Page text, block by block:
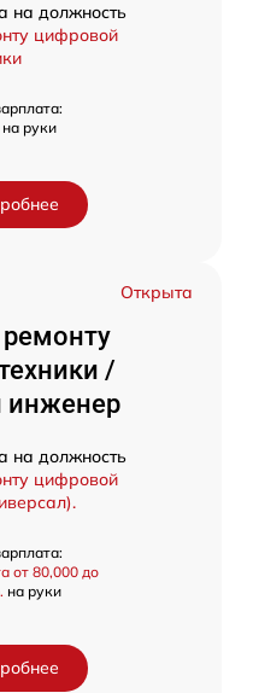
на должность
цифровой
на руки
Открыта
/
инженер
на должность
цифровой
от 80,000 до
на руки